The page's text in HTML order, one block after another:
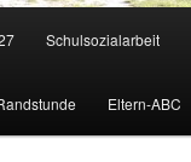
Schulsozialarbeit
Eltern-ABC